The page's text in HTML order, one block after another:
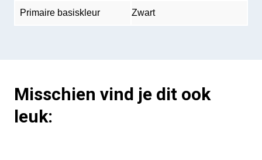
Primaire basiskleur Zwart
Misschien vind je dit ook
leuk: